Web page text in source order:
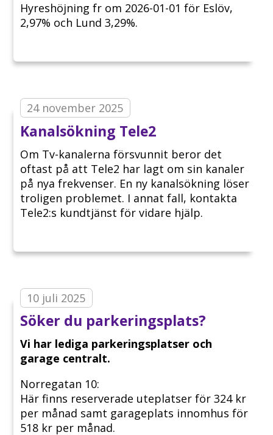
Hyreshöjning fr om 2026-01-01 för Eslöv,
2,97% och Lund 3,29%.
24 november 2025
Kanalsökning Tele2
Om Tv-kanalerna försvunnit beror det
oftast på att Tele2 har lagt om sin kanaler
på nya frekvenser. En ny kanalsökning löser
troligen problemet. I annat fall, kontakta
Tele2:s kundtjänst för vidare hjälp.
10 juli 2025
Söker du parkeringsplats?
Vi har lediga parkeringsplatser och
garage centralt.
Norregatan 10:
Här finns reserverade uteplatser för 324 kr
per månad samt garageplats innomhus för
518 kr per månad.